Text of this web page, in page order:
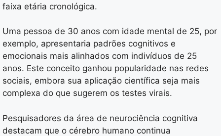
faixa etária cronológica.
Uma pessoa de 30 anos com idade mental de 25, por
exemplo, apresentaria padrões cognitivos e
emocionais mais alinhados com indivíduos de 25
anos. Este conceito ganhou popularidade nas redes
sociais, embora sua aplicação científica seja mais
complexa do que sugerem os testes virais.
Pesquisadores da área de neurociência cognitiva
destacam que o cérebro humano continua